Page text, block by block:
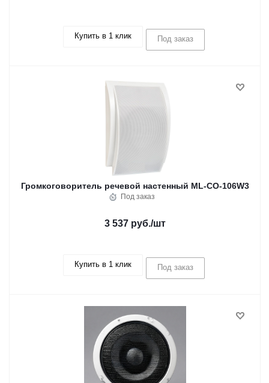
Купить в 1 клик Под заказ
Громкоговоритель речевой настенный ML-СO-106W3
Под заказ
3 537 руб./шт
Купить в 1 клик Под заказ